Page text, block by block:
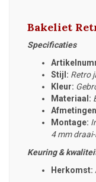
Bakeliet
Specificaties
Stijl: Retro
Kleur:
Materiaal:
Montage:
4 mm
Keuring &
Herkomst: